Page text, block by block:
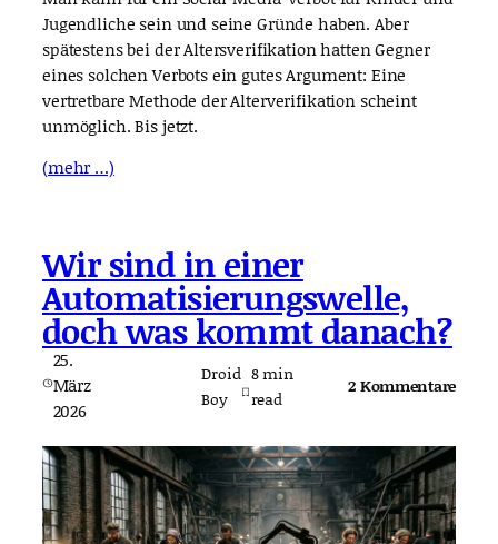
Jugendliche sein und seine Gründe haben. Aber
spätestens bei der Altersverifikation hatten Gegner
eines solchen Verbots ein gutes Argument: Eine
vertretbare Methode der Alterverifikation scheint
unmöglich. Bis jetzt.
(mehr …)
Wir sind in einer
Automatisierungswelle,
doch was kommt danach?
25.
März
2026
Droid
Boy
8min
read
2 Kommentare